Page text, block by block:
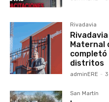
Rivadavia
Maternal
distritos
adminERE -
San Martín